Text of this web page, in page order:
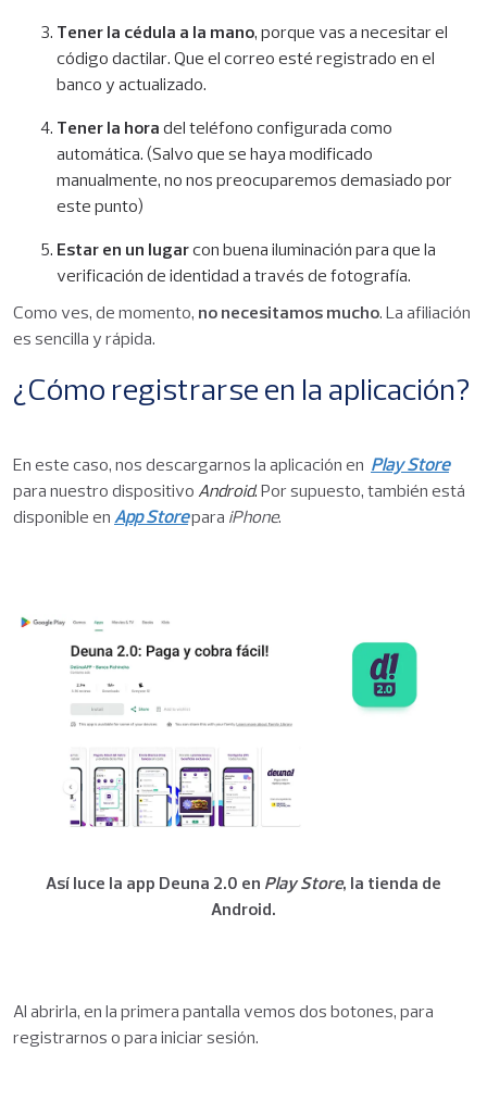
Tener la cédula a la mano, porque vas a necesitar el
código dactilar. Que el correo esté registrado en el
banco y actualizado.
Tener la hora del teléfono configurada como
automática. (Salvo que se haya modificado
manualmente, no nos preocuparemos demasiado por
este punto)
Estar en un lugarcon buena iluminación para que la
verificación de identidad a través de fotografía.
Como ves, de momento, no necesitamos mucho. La afiliación
es sencilla y rápida.
¿Cómo registrarse en la aplicación?
En este caso, nos descargarnos la aplicación en Play Store
para nuestro dispositivo Android. Por supuesto, también está
disponible en App Storepara iPhone.
Así luce la app Deuna 2.0 en Play Store, la tienda de
Android.
Al abrirla, en la primera pantalla vemos dos botones, para
registrarnos o para iniciar sesión.